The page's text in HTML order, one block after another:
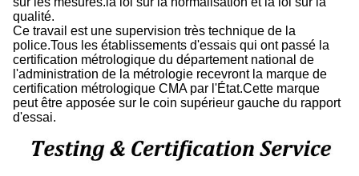
qualité.
Ce travail est une supervision très technique de la
police.Tous les établissements d'essais qui ont passé la
certification métrologique du département national de
l'administration de la métrologie recevront la marque de
certification métrologique CMA par l'État.Cette marque
peut être apposée sur le coin supérieur gauche du rapport
d'essai.